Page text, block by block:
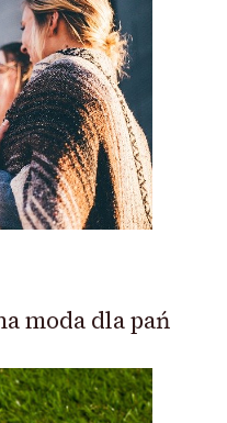
moda dla pań